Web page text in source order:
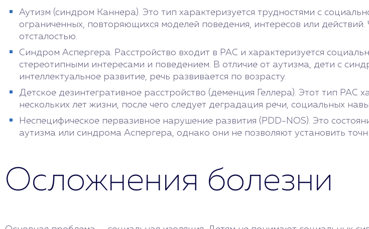
Аутизм (синдром Каннера). Это тип характеризуется трудностями с
ограниченных, повторяющихся моделей поведения, интересов или
отсталостью.
Синдром Аспергера. Расстройство входит в РАС и характеризуется
стереотипными интересами и поведением. В отличие от аутизма, дети с
интеллектуальное развитие, речь развивается по возрасту.
Детское дезинтегративное расстройство (деменция Геллера). Этот тип РАС
нескольких лет жизни, после чего следует деградация речи, социальных
Неспецифическое первазивное нарушение развития (PDD-NOS). Это
аутизма или синдрома Аспергера, однако они не позволяют установить
Осложнения болезни